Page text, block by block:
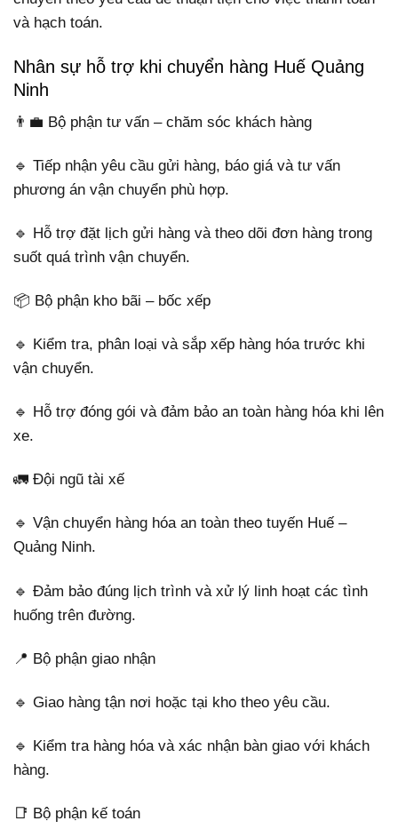
và hạch toán.
Nhân sự hỗ trợ khi chuyển hàng Huế Quảng
Ninh
👨‍💼 Bộ phận tư vấn – chăm sóc khách hàng
🔹 Tiếp nhận yêu cầu gửi hàng, báo giá và tư vấn
phương án vận chuyển phù hợp.
🔹 Hỗ trợ đặt lịch gửi hàng và theo dõi đơn hàng trong
suốt quá trình vận chuyển.
📦 Bộ phận kho bãi – bốc xếp
🔹 Kiểm tra, phân loại và sắp xếp hàng hóa trước khi
vận chuyển.
🔹 Hỗ trợ đóng gói và đảm bảo an toàn hàng hóa khi lên
xe.
🚛 Đội ngũ tài xế
🔹 Vận chuyển hàng hóa an toàn theo tuyến Huế –
Quảng Ninh.
🔹 Đảm bảo đúng lịch trình và xử lý linh hoạt các tình
huống trên đường.
📍 Bộ phận giao nhận
🔹 Giao hàng tận nơi hoặc tại kho theo yêu cầu.
🔹 Kiểm tra hàng hóa và xác nhận bàn giao với khách
hàng.
📑 Bộ phận kế toán